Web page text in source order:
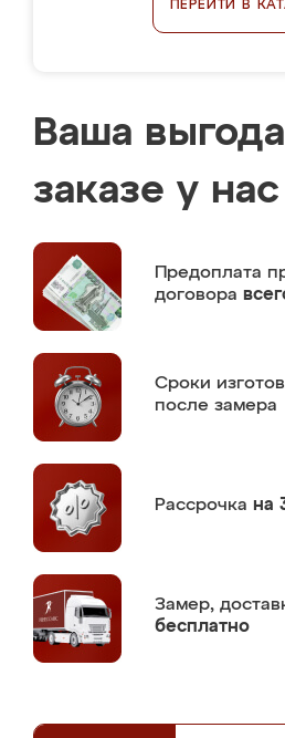
ПЕРЕЙТИ В
Ваша
заказе у нас
Предоплата
договора
Сроки
после замера
Рассрочка на
Замер,
бесплатно